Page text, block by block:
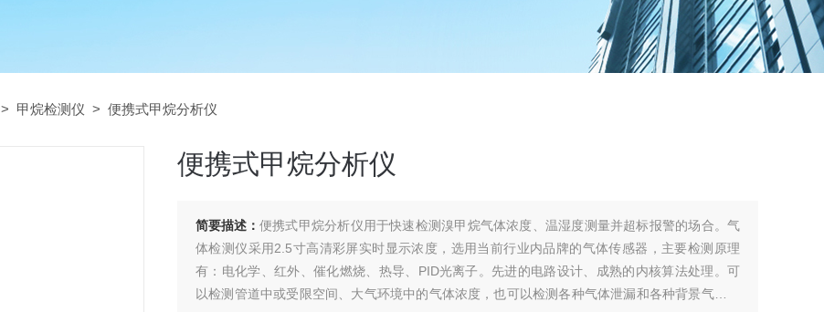
> 甲烷检测仪 > 便携式甲烷分析仪
便携式甲烷分析仪
简要描述： 便携式甲烷分析仪用于快速检测溴甲烷气体浓度、温湿度测量并超标报警的场合。气
体检测仪采用2.5寸高清彩屏实时显示浓度，选用当前行业内品牌的气体传感器，主要检测原理
有：电化学、红外、催化燃烧、热导、PID光离子。先进的电路设计、成熟的内核算法处理。可
以检测管道中或受限空间、大气环境中的气体浓度，也可以检测各种气体泄漏和各种背景气体为